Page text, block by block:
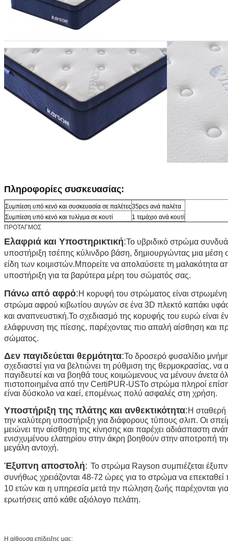
Πληροφορίες συσκευασίας:
Συμπίεση υπό κενό και συσκευασία σε παλέτες35pcs ανά παλέτα
Συμπίεση υπό κενό και τυλίγμα σε κουτί
1 τεμάχιο ανά κουτί
ΠΡΟΤΑΓΜΟΣ
Ελαφριά και Υποστηρικτική:Το υβριδικό στρώμα
υποστήριξη τσέπης κύλινδρο βάση, δημιουργώντας μια μέση
είδη των κοιμιστών.Μπορείτε να απολαύσετε τη μαλακότητα
υποστήριξη για τα βαρύτερα μέρη του σώματός σας.
Πάνω από αφρό:Η κορυφή του στρώματος είναι
στρώμα αφρού κιβωτίου αυγών σε ένα 3D πλεκτό καπάκι
και αναπνευστική.Το σχεδιασμό της κορυφής του ευρώ είναι
ελάφρυνση της πίεσης, παρέχοντας πιο απαλή αίσθηση και
σώματος.
Δεν παγιδεύεται θερμότητα:Το δροσερό φυσαλίδιο
σχεδιαστεί για να βελτιώνει τη ρύθμιση της θερμοκρασίας,
παγιδευτεί και να βοηθά τους κοιμώμενους να μένουν άνετα
πιστοποιημένα από την CertiPUR-USΤο στρώμα πληροί
είναι δύσκολο να καεί, επομένως πολύ ασφαλές στη χρήση.
Υποστήριξη της πλάτης και ανθεκτικότητα:Η σταθερή
την καλύτερη υποστήριξη για διάφορους τύπους σλιπ. Οι
μειώνει την αίσθηση της κίνησης και παρέχει αδιάσπαστη
ενισχυμένου ελατηρίου στην άκρη βοηθούν στην αποτροπή
μεγάλη αντοχή.
Έξυπνη αποστολή: Το στρώμα Rayson συμπιέζεται
συνήθως χρειάζονται 48-72 ώρες για το στρώμα να
10 ετών και η υπηρεσία μετά την πώληση ζωής παρέχονται
ερωτήσεις από κάθε αξιόλογο πελάτη.
Η αίθουσα επίδειξης μας: